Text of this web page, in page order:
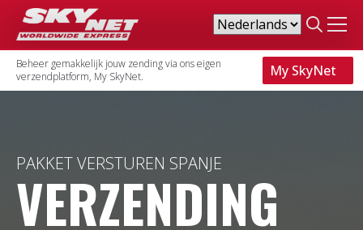
Search
for:
Beheer gemakkelijk jouw zending via ons eigen
verzendplatform, My SkyNet.
My SkyNet
PAKKET VERSTUREN SPANJE
VERZENDING